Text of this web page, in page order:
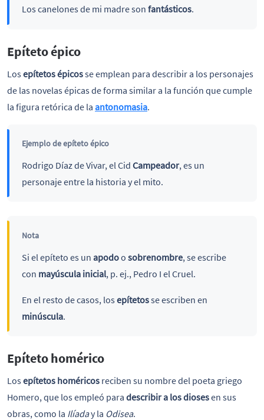
Los canelones de mi madre son fantásticos.
Epíteto épico
Losepítetos épicosse emplean para describir a los personajes
de las novelas épicas de forma similar a la función que cumple
la figura retórica de la antonomasia.
Ejemplo de epíteto épico
Rodrigo Díaz de Vivar, el Cid Campeador, es un
personaje entre la historia y el mito.
Nota
Si el epíteto es un apodoo sobrenombre, se escribe
con mayúscula inicial, p. ej., Pedro I el Cruel.
En el resto de casos, los epítetosse escriben en
minúscula.
Epíteto homérico
Losepítetos homéricos reciben su nombre del poeta griego
Homero, que los empleó para describir a los diosesen sus
obras, como la Ilíaday la Odisea.